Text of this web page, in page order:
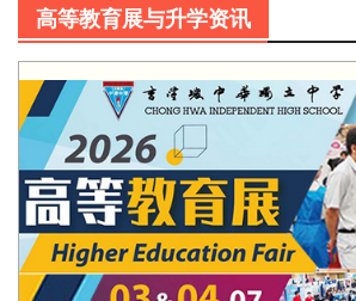
高等教育展与升学资讯